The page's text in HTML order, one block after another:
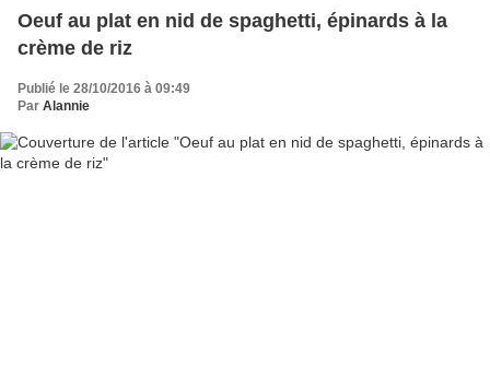
Oeuf au plat en nid de spaghetti, épinards à la
crème de riz
Publié le 28/10/2016 à 09:49
Par Alannie